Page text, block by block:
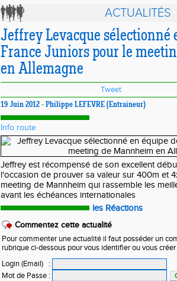
ACTUALITÉS
Jeffrey Levacque sélectionné
France Juniors pour le
en Allemagne
Tweet
19 Juin 2012 - Philippe LEFEVRE (Entraineur)
Info route
Jeffrey est récompensé de son excellent
l'occasion de prouver sa valeur sur 400m et
meeting de Mannheim qui rassemble les
avant les échéances internationales
les Réactions
Commentez cette actualité
Pour commenter une actualité il faut posséder un
rubrique ci-dessous pour vous identifier ou vous
Login (Email)
:
Mot de Passe :